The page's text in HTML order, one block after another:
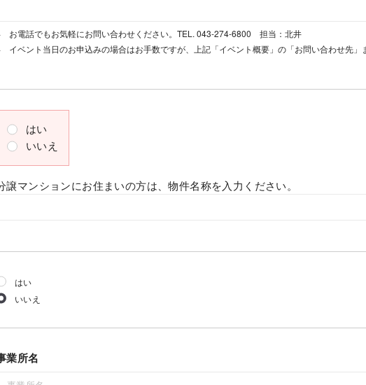
お電話でもお気軽にお問い合わせください。TEL. 043-274-6800 担当：北井
イベント当日のお申込みの場合はお手数ですが、上記「イベント概要」の「お問い合わせ先」
はい
いいえ
譲マンションにお住まいの方は、物件名称を入力ください。
はい
いいえ
業所名